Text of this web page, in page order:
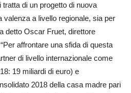
tratta di un progetto di nuova
valenza a livello regionale, sia per
detto Oscar Fruet, direttore
affrontare una sfida di questa
di livello internazionale come
19 miliardi di euro) e
2018 della casa madre pari